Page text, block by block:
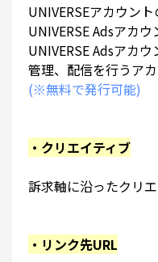
UNIVERSEアカウン
UNIVERSE Adsアカ
UNIVERSE Adsアカ
管理、配信を行うアカ
(※無料で発行可能)
・クリエイティブ
訴求軸に沿ったクリ
・リンク先URL